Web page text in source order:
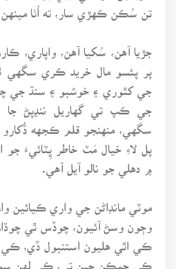
تن سُڪن ڪهڙي سار، ته اُٺا
جڙيا آهن، سُکيا آهن، واپاري،
پر پئسو مال خريد ڪري سگهي
جي کٿوري ۽ خوشبو ۽ سنڌ جي
جي ڪپ تي گهاريل ننڍپڻ جا
سگهي، منهنجو قلم ڪجهه
پل لاءِ خيال مَٽ خاطر ڀِٽائيءَ جو
۾ دهلي جو نالو آيل آهي.
موٽي مانڊاڻن جي واري ڪيائين
وڄون وسڻ آئيون، چوڏس ٿي
ڪي اٿي هليون استنبول ڏي، ڪي
ڪي چمڪن چين تي، ڪي لهن سمر